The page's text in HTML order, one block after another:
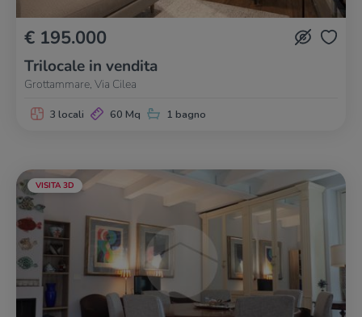
€ 195.000
Trilocale in vendita
Grottammare, Via Cilea
3 locali 60 Mq 1 bagno
VISITA 3D